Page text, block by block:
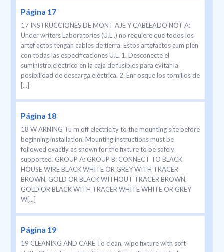
Página 17
17 INSTRUCCIONES DE MONT AJE Y CABLEADO NOT A:
Under writers Laboratories (U.L .) no requiere que todos los
artef actos tengan cables de tierra. Estos artefactos cum plen
con todas las especificaciones U.L. 1. Desconecte el
suministro eléctrico en la caja de fusibles para evitar la
posibilidad de descarga eléctrica. 2. Enr osque los tornillos de
[...]
Página 18
18 W ARNING Tu rn off electricity to the mounting site before
beginning installation. Mounting instructions must be
followed exactly as shown for the fixture to be safely
supported. GROUP A: GROUP B: CONNECT TO BLACK
HOUSE WIRE BLACK WHITE OR GREY WITH TRACER
BROWN, GOLD OR BLACK WITHOUT TRACER BROWN,
GOLD OR BLACK WITH TRACER WHITE WHITE OR GREY
W[...]
Página 19
19 CLEANING AND CARE To clean, wipe fixture with soft